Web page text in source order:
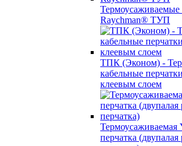
Термоусаживаемые
Raychman® ТУП
ТПК (Эконом) -
кабельные
клеевым слоем
Термоусаживаемая
перчатка (двупалая